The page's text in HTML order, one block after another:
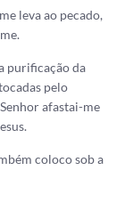
leva ao pecado,
purificação da
pelo
afastai-me
coloco sob a